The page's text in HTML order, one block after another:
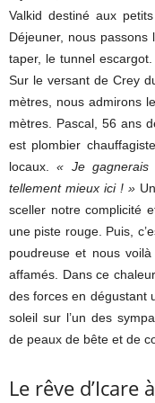
Valkid destiné aux
Déjeuner, nous passons
taper, le tunnel
Sur le versant de Crey
mètres, nous admirons
mètres. Pascal, 56 ans
est plombier
locaux.« Je
tellement mieux ici ! »
sceller notre complicité
une piste rouge. Puis,
poudreuse et nous
affamés. Dans ce
des forces en dégustant
soleil sur l’un des
de peaux de bête et de
Le rêve d’Icare